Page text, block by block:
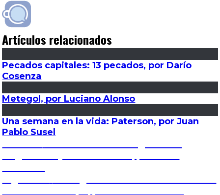
Artículos relacionados
Pecados capitales: 13 pecados, por Darío
Cosenza
Metegol, por Luciano Alonso
Una semana en la vida: Paterson, por Juan
Pablo Susel
Navegación
de
entradas